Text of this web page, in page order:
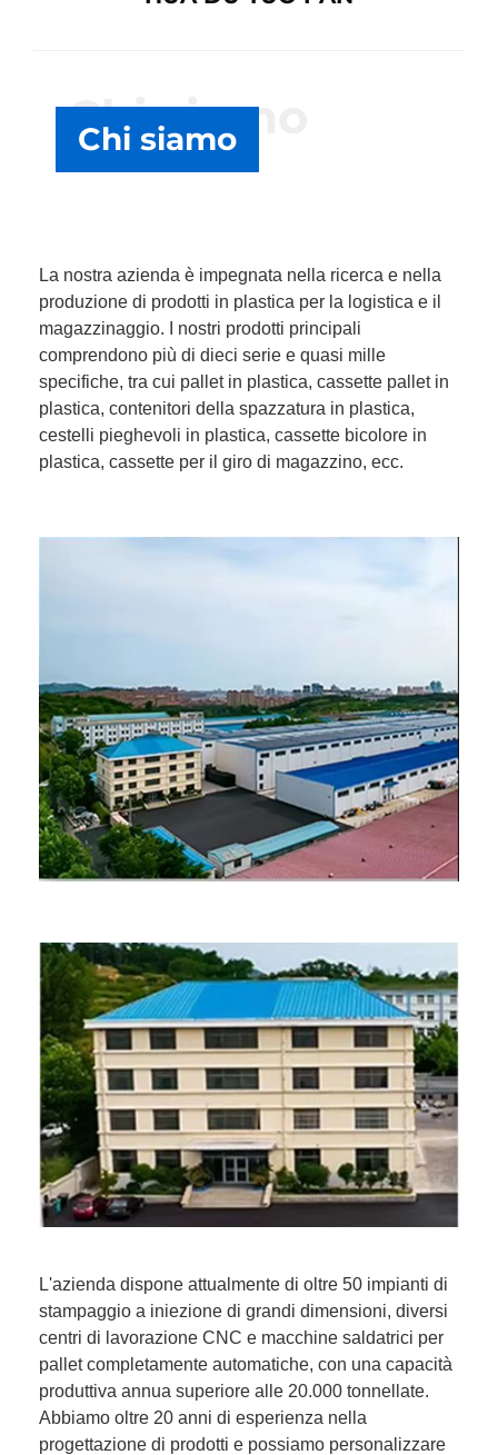
Chi siamo
Chi siamo
La nostra azienda è impegnata nella ricerca e nella
produzione di prodotti in plastica per la logistica e il
magazzinaggio. I nostri prodotti principali
comprendono più di dieci serie e quasi mille
specifiche, tra cui pallet in plastica, cassette pallet in
plastica, contenitori della spazzatura in plastica,
cestelli pieghevoli in plastica, cassette bicolore in
plastica, cassette per il giro di magazzino, ecc.
L'azienda dispone attualmente di oltre 50 impianti di
stampaggio a iniezione di grandi dimensioni, diversi
centri di lavorazione CNC e macchine saldatrici per
pallet completamente automatiche, con una capacità
produttiva annua superiore alle 20.000 tonnellate.
Abbiamo oltre 20 anni di esperienza nella
progettazione di prodotti e possiamo personalizzare